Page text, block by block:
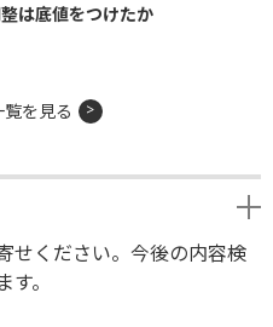
は底値をつけたか
を見る
せください。今後の内容検
。